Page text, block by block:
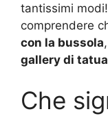
tantissimi
comprendere
con la bussola
gallery di
Che